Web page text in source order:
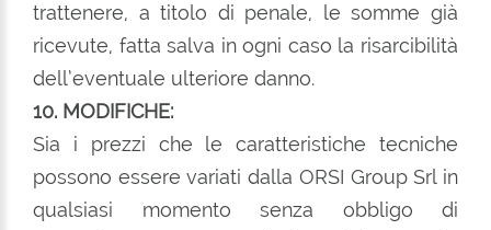
trattenere, a titolo di penale, le somme già
ricevute, fatta salva in ogni caso la risarcibilità
dell’eventuale ulteriore danno.
10. MODIFICHE:
Sia i prezzi che le caratteristiche tecniche
possono essere variati dalla ORSI Group Srl in
qualsiasi momento senza obbligo di